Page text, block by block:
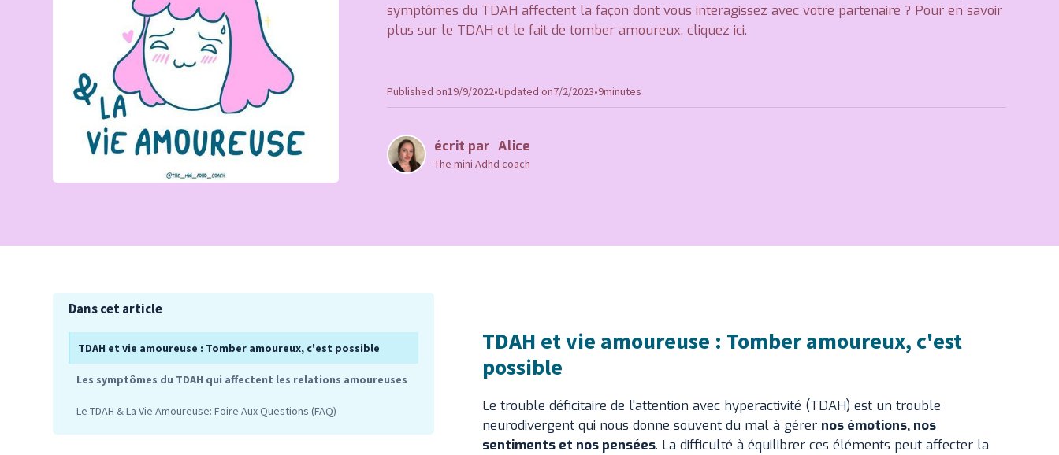
symptômes du TDAH affectent la façon dont vous interagissez avec votre partenaire ? Pour en savoir
plus sur le TDAH et le fait de tomber amoureux, cliquez ici.
Published on19/9/2022•Updated on7/2/2023•9minutes
écrit par Alice
The mini Adhd coach
Dans cet article
TDAH et vie amoureuse : Tomber amoureux, c'est possible
Les symptômes du TDAH qui affectent les relations amoureuses
Le TDAH & La Vie Amoureuse: Foire Aux Questions (FAQ)
TDAH et vie amoureuse : Tomber amoureux, c'est
possible
Le trouble déficitaire de l'attention avec hyperactivité (TDAH) est un trouble
neurodivergent qui nous donne souvent du mal à gérer nos émotions, nos
sentiments et nos pensées. La difficulté à équilibrer ces éléments peut affecter la